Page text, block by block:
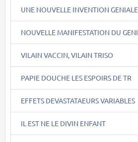
UNE NOUVELLE INVENTION GENIALE
NOUVELLE MANIFESTATION DU GENI
VILAIN VACCIN, VILAIN TRISO
PAPIE DOUCHE LES ESPOIRS DE TR
EFFETS DEVASTATAEURS VARIABLES
IL EST NE LE DIVIN ENFANT